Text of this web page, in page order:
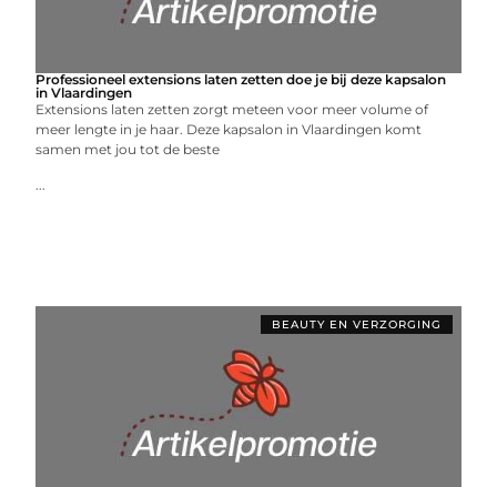
Professioneel extensions laten zetten doe je bij deze kapsalon
in Vlaardingen
Extensions laten zetten zorgt meteen voor meer volume of
meer lengte in je haar. Deze kapsalon in Vlaardingen komt
samen met jou tot de beste
...
BEAUTY EN VERZORGING